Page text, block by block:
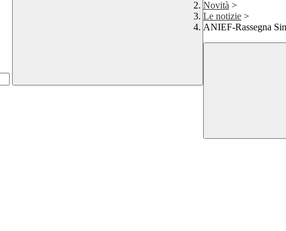
Novità >
Le notizie >
ANIEF-Rassegna